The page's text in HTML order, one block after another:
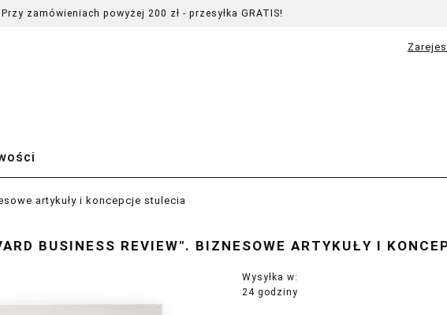
Przy zamówieniach powyżej 200 zł - przesyłka GRATIS!
artykuły i koncepcje stulecia
BUSINESS REVIEW". BIZNESOWE ARTYKUŁY I
Wysyłka w:
24 godziny